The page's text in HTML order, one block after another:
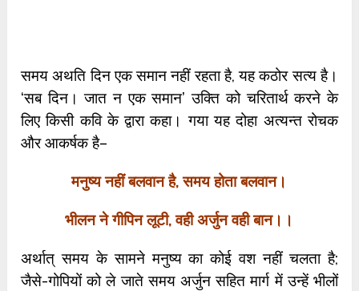
समय अथति दिन एक समान नहीं रहता है, यह कठोर सत्य है।
‘सब दिन। जात न एक समान’ उक्ति को चरितार्थ करने के
लिए किसी कवि के द्वारा कहा। गया यह दोहा अत्यन्त रोचक
और आकर्षक है–
मनुष्य नहीं बलवान है,समय होता बलवान।
भीलन ने गीपिन लूटी,वही अर्जुन वही बान।।
अर्थात् समय के सामने मनुष्य का कोई वश नहीं चलता है;
जैसे-गोपियों को ले जाते समय अर्जुन सहित मार्ग में उन्हें भीलों